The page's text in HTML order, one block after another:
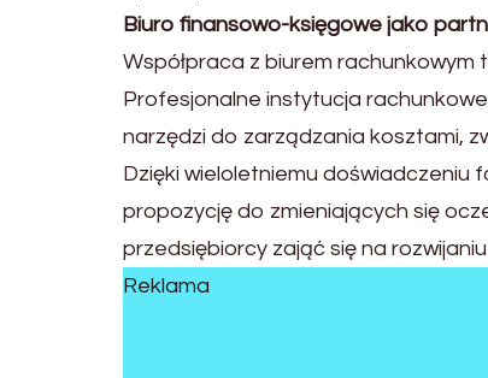
Biuro finansowo-księgowe jako
Współpraca z biurem
Profesjonalne instytucja
narzędzi do zarządzania kosztami,
Dzięki wieloletniemu doświadczeniu
propozycję do zmieniających się
przedsiębiorcy zająć się na
Reklama